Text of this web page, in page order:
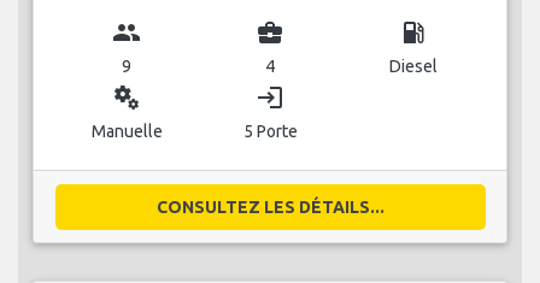
group
9
business_center
4
local_gas_station
Diesel
miscellaneous_services
Manuelle
login
5 Porte
CONSULTEZ LES DÉTAILS...